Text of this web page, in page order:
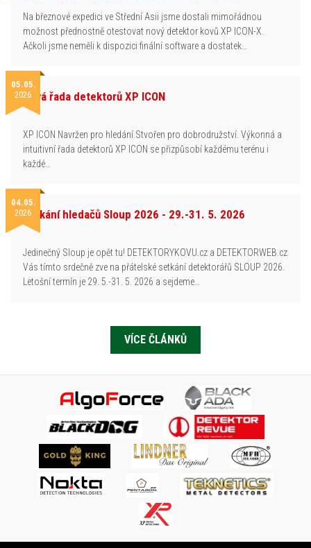
Na březnové expedici ve Střední Asii jsme dostali mimořádnou
možnost přednostně otestovat nový detektor kovů XP ICON-X.
Ačkoli jsme neměli k dispozici finální software a dostatek…
05.05.
2026Nová řada detektorů XP ICON
XP ICON Navržen pro hledání.Stvořen pro dobrodružství. Výkonná a
intuitivní řada detektorů XP ICON se přizpůsobí každému terénu i
každé…
04.05.
2026Setkání hledačů Sloup 2026 - 29.-31. 5. 2026
Jedinečný Sloup je opět tu! DETEKTORYKOVU.cz a DETEKTORWEB.cz
Vás tímto srdečně zve na přátelské setkání detektorářů SLOUP 2026.
Letošní termín je 29. 5.-31. 5. 2026 a sejdeme…
VÍCE ČLÁNKŮ